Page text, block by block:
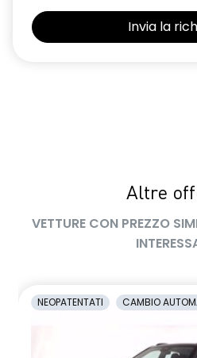
Selleria Stepway in tessuto blu e
Volante regolabile in altezza e
Altre
VETTURE CON PREZZO
NEOPATENTATI CAMBIO